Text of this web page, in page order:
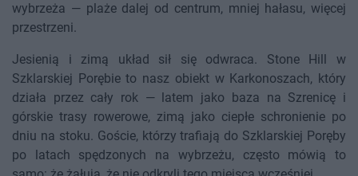
wybrzeża — plaże dalej od centrum, mniej hałasu, więcej
przestrzeni.
Jesienią i zimą układ sił się odwraca. Stone Hill w
Szklarskiej Porębie to nasz obiekt w Karkonoszach, który
działa przez cały rok — latem jako baza na Szrenicę i
górskie trasy rowerowe, zimą jako ciepłe schronienie po
dniu na stoku. Goście, którzy trafiają do Szklarskiej Poręby
po latach spędzonych na wybrzeżu, często mówią to